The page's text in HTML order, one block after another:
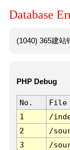
Database
(1040) 365建站
PHP Debug
No. File
1
/
2
/
3
/